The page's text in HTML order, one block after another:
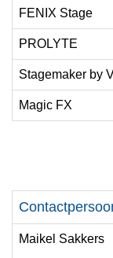
FENIX Stage
PROLYTE
Stagemaker by
Magic FX
Maikel Sakkers